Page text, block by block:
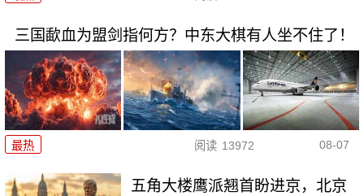
三国歃血为盟剑指何方？中东大棋有人坐不住了！
最热 阅读 13972 08-07
五角大楼鹰派翘首盼进京，北京